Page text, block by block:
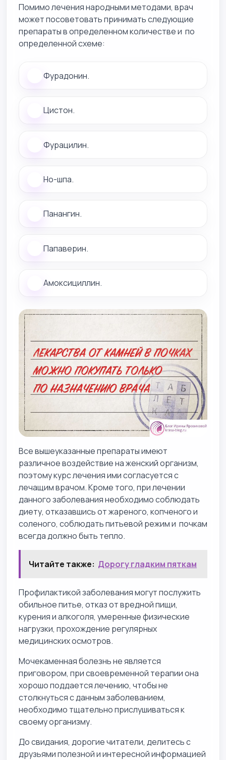
Помимо лечения народными методами, врач
может посоветовать принимать следующие
препараты в определенном количестве и по
определенной схеме:
Фурадонин.
Цистон.
Фурацилин.
Но-шпа.
Панангин.
Папаверин.
Амоксициллин.
Все вышеуказанные препараты имеют
различное воздействие на женский организм,
поэтому курс лечения ими согласуется с
лечащим врачом. Кроме того, при лечении
данного заболевания необходимо соблюдать
диету, отказавшись от жареного, копченого и
соленого, соблюдать питьевой режим и почкам
всегда должно быть тепло.
Читайте также: Дорогу гладким пяткам
Профилактикой заболевания могут послужить
обильное питье, отказ от вредной пищи,
курения и алкоголя, умеренные физические
нагрузки, прохождение регулярных
медицинских осмотров.
Мочекаменная болезнь не является
приговором, при своевременной терапии она
хорошо поддается лечению, чтобы не
столкнуться с данным заболеванием,
необходимо тщательно прислушиваться к
своему организму.
До свидания, дорогие читатели, делитесь с
друзьями полезной и интересной информацией